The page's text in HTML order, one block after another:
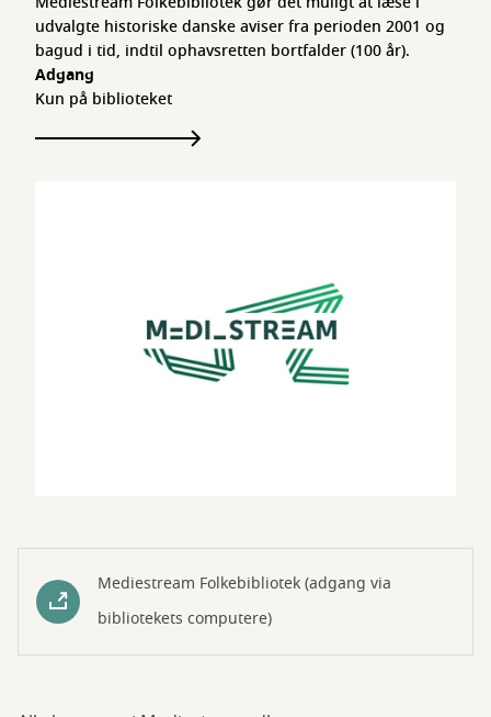
udvalgte historiske danske aviser fra perioden 2001 og
bagud i tid, indtil ophavsretten bortfalder (100 år).
Adgang
Kun på biblioteket
Mediestream Folkebibliotek (adgang via
bibliotekets computere)